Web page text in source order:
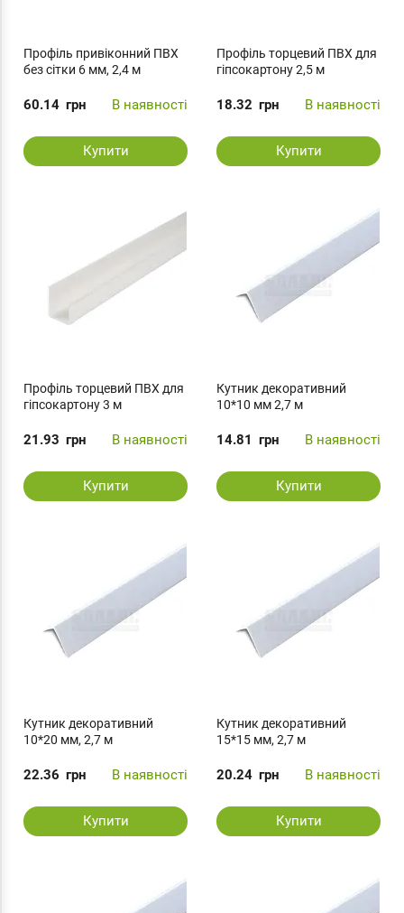
Профіль привіконний ПВХ
без сітки 6 мм, 2,4 м
60.14 грн В наявності
Купити
Профіль торцевий ПВХ для
гіпсокартону 2,5 м
18.32 грн В наявності
Купити
Профіль торцевий ПВХ для
гіпсокартону 3 м
21.93 грн В наявності
Купити
Кутник декоративний
10*10 мм 2,7 м
14.81 грн В наявності
Купити
Кутник декоративний
10*20 мм, 2,7 м
22.36 грн В наявності
Купити
Кутник декоративний
15*15 мм, 2,7 м
20.24 грн В наявності
Купити